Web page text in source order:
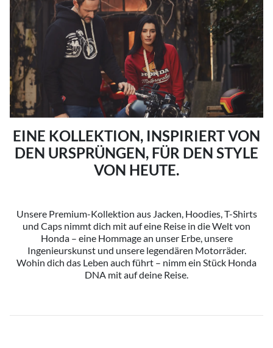
EINE KOLLEKTION, INSPIRIERT VON
DEN URSPRÜNGEN, FÜR DEN STYLE
VON HEUTE.
Unsere Premium-Kollektion aus Jacken, Hoodies, T-Shirts
und Caps nimmt dich mit auf eine Reise in die Welt von
Honda – eine Hommage an unser Erbe, unsere
Ingenieurskunst und unsere legendären Motorräder.
Wohin dich das Leben auch führt – nimm ein Stück Honda
DNA mit auf deine Reise.